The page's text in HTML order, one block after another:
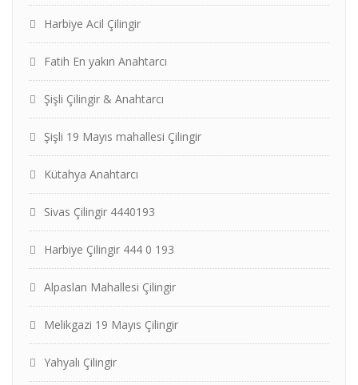
Harbiye Acil Çilingir
Fatih En yakın Anahtarcı
Şişli Çilingir & Anahtarcı
Şişli 19 Mayıs mahallesi Çilingir
Kütahya Anahtarcı
Sivas Çilingir 4440193
Harbiye Çilingir 444 0 193
Alpaslan Mahallesi Çilingir
Melikgazi 19 Mayıs Çilingir
Yahyalı Çilingir